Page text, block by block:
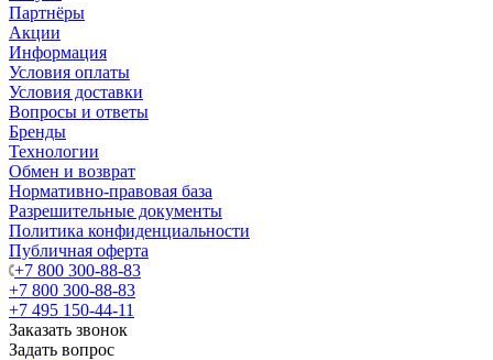
Партнёры
Акции
Информация
Условия оплаты
Условия доставки
Вопросы и ответы
Бренды
Технологии
Обмен и возврат
Нормативно-правовая база
Разрешительные документы
Политика конфиденциальности
Публичная оферта
+7 800 300-88-83
+7 800 300-88-83
+7 495 150-44-11
Заказать звонок
Задать вопрос